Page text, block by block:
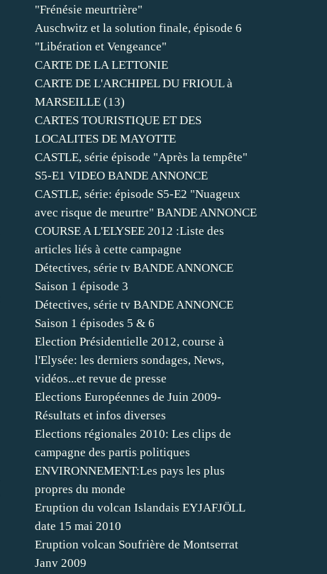
"Frénésie meurtrière"
Auschwitz et la solution finale, épisode 6
"Libération et Vengeance"
CARTE DE LA LETTONIE
CARTE DE L'ARCHIPEL DU FRIOUL à
MARSEILLE (13)
CARTES TOURISTIQUE ET DES
LOCALITES DE MAYOTTE
CASTLE, série épisode "Après la tempête"
S5-E1 VIDEO BANDE ANNONCE
CASTLE, série: épisode S5-E2 "Nuageux
avec risque de meurtre" BANDE ANNONCE
COURSE A L'ELYSEE 2012 :Liste des
articles liés à cette campagne
Détectives, série tv BANDE ANNONCE
Saison 1 épisode 3
Détectives, série tv BANDE ANNONCE
Saison 1 épisodes 5 & 6
Election Présidentielle 2012, course à
l'Elysée: les derniers sondages, News,
vidéos...et revue de presse
Elections Européennes de Juin 2009-
Résultats et infos diverses
Elections régionales 2010: Les clips de
campagne des partis politiques
ENVIRONNEMENT:Les pays les plus
propres du monde
Eruption du volcan Islandais EYJAFJÖLL
date 15 mai 2010
Eruption volcan Soufrière de Montserrat
Janv 2009